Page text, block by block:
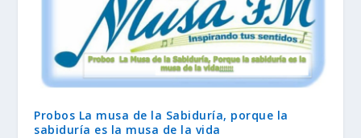
Probos La musa de la Sabiduría, porque la
sabiduría es la musa de la vida